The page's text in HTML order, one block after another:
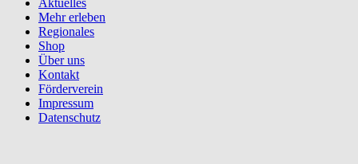
Mehr erleben
Regionales
Shop
Über uns
Kontakt
Förderverein
Impressum
Datenschutz